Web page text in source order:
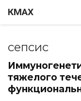
КМАХ
сепсис
тяжелого